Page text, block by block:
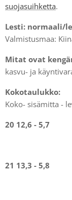
suojasuihketta.
Lesti: normaali/
Valmistusmaa:
Mitat ovat
kasvu- ja
Kokotaulukko:
Koko- sisämitta -
20 12,6 - 5,7
21 13,3 - 5,8